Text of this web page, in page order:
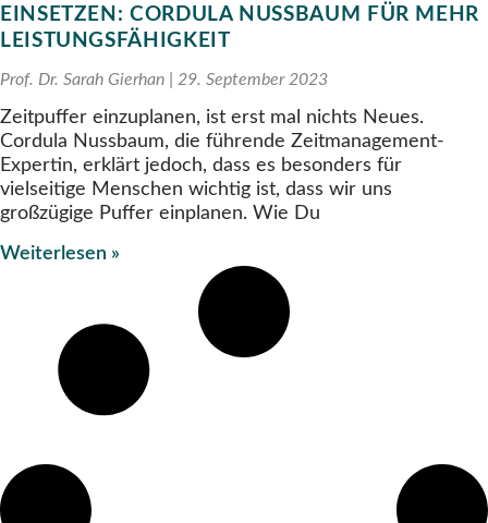
EINSETZEN: CORDULA NUSSBAUM FÜR MEHR
LEISTUNGS­FÄHIGKEIT
Prof. Dr. Sarah Gierhan 29. September 2023
Zeitpuffer einzuplanen, ist erst mal nichts Neues.
Cordula Nussbaum, die führende Zeitmanagement-
Expertin, erklärt jedoch, dass es besonders für
vielseitige Menschen wichtig ist, dass wir uns
großzügige Puffer einplanen. Wie Du
Weiterlesen »